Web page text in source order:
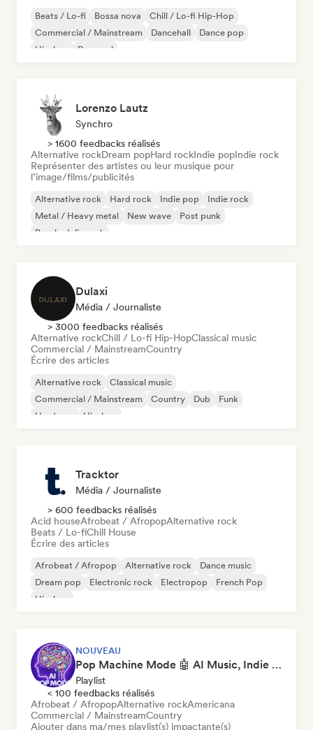
Beats / Lo-fi Bossa nova
Chill / Lo-fi Hip-Hop
Commercial / Mainstream
Dancehall
Dance pop
Hip-hop
Pop soul
Lorenzo Lautz
Synchro
> 1600 feedbacks réalisés
Alternative rockDream popHard rockIndie popIndie rock
Représenter des artistes ou leur musique pour
l’image/films/publicités
Alternative rock Hard rock Indie pop
Indie rock
Metal / Heavy metal
New wave
Post punk
Psychedelic rock
Dulaxi
Média / Journaliste
> 3000 feedbacks réalisés
Alternative rockChill / Lo-fi Hip-HopClassical music
Commercial / MainstreamCountry
Écrire des articles
Alternative rock
Classical music
Commercial / Mainstream
Country Dub
Funk
Hardcore
Hip-hop
Tracktor
Média / Journaliste
> 600 feedbacks réalisés
Acid houseAfrobeat / AfropopAlternative rock
Beats / Lo-fiChill House
Écrire des articles
Afrobeat / Afropop Alternative rock
Dance music
Dream pop
Electronic rock Electropop
French Pop
Hip-hop
NOUVEAU
Pop Machine Mode 🤖 AI Music, Indie Pop & Dream Pop
Playlist
< 100 feedbacks réalisés
Afrobeat / AfropopAlternative rockAmericana
Commercial / MainstreamCountry
Ajouter dans ma/mes playlist(s) impactante(s)